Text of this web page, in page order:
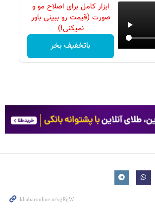
ابزار کامل برای اصلاح مو و
صورت (قیمت رو ببینی باور
نمیکنی!)
باتخفیف بخر